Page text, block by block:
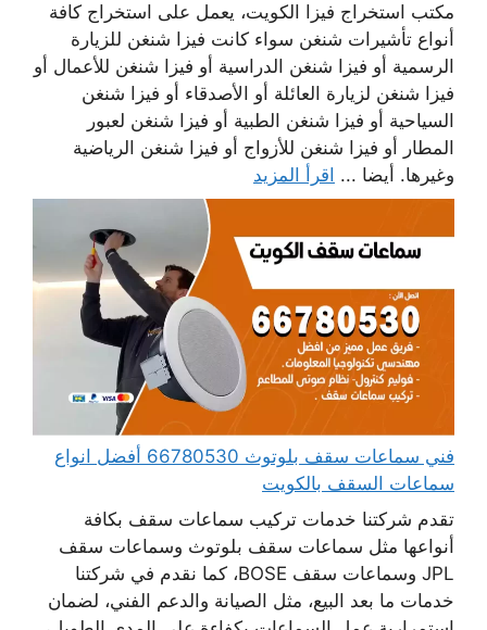
مكتب استخراج فيزا الكويت، يعمل على استخراج كافة
أنواع تأشيرات شنغن سواء كانت فيزا شنغن للزيارة
الرسمية أو فيزا شنغن الدراسية أو فيزا شنغن للأعمال أو
فيزا شنغن لزيارة العائلة أو الأصدقاء أو فيزا شنغن
السياحية أو فيزا شنغن الطبية أو فيزا شنغن لعبور
المطار أو فيزا شنغن للأزواج أو فيزا شنغن الرياضية
وغيرها. أيضا ... اقرأ المزيد
فني سماعات سقف بلوتوث 66780530 أفضل انواع
سماعات السقف بالكويت
تقدم شركتنا خدمات تركيب سماعات سقف بكافة
أنواعها مثل سماعات سقف بلوتوث وسماعات سقف
JPL وسماعات سقف BOSE، كما نقدم في شركتنا
خدمات ما بعد البيع، مثل الصيانة والدعم الفني، لضمان